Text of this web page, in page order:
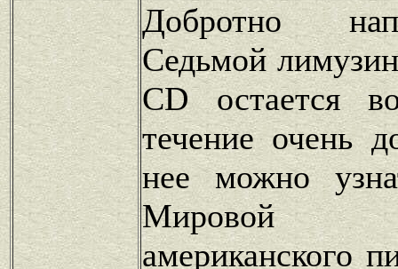
Добротно
Седьмой
CD остается
течение очень
нее можно
Мировой
американского